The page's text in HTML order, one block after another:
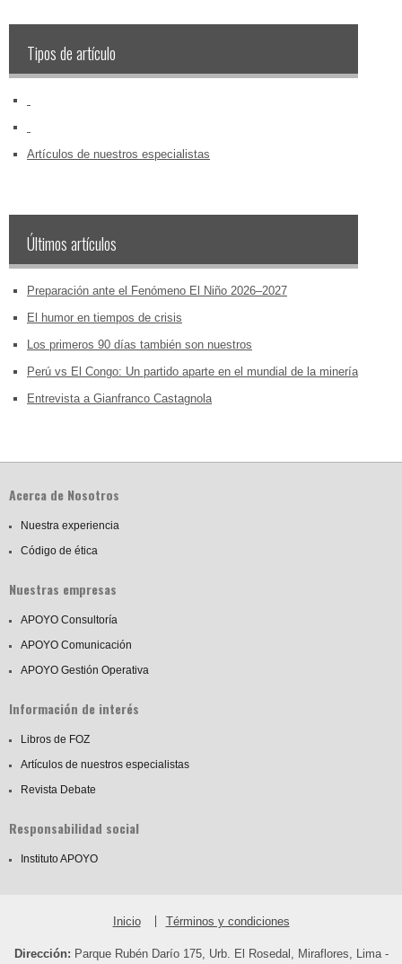
Tipos de artículo
Artículos de nuestros especialistas
Últimos artículos
Preparación ante el Fenómeno El Niño 2026–2027
El humor en tiempos de crisis
Los primeros 90 días también son nuestros
Perú vs El Congo: Un partido aparte en el mundial de la minería
Entrevista a Gianfranco Castagnola
Acerca de Nosotros
Nuestra experiencia
Código de ética
Nuestras empresas
APOYO Consultoría
APOYO Comunicación
APOYO Gestión Operativa
Información de interés
Libros de FOZ
Artículos de nuestros especialistas
Revista Debate
Responsabilidad social
Instituto APOYO
Inicio Términos y condiciones
Dirección: Parque Rubén Darío 175, Urb. El Rosedal, Miraflores, Lima -